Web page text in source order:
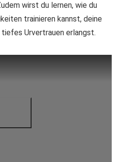
wirst du lernen, wie du
trainieren kannst, deine
Urvertrauen erlangst.